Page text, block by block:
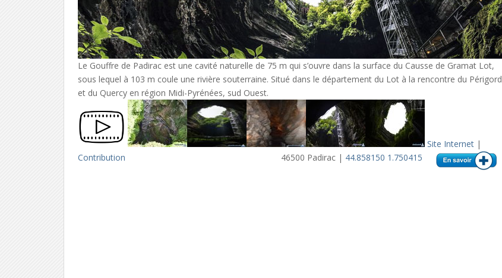
Le Gouffre de Padirac est une cavité naturelle de 75 m qui s’ouvre dans la surface du Causse de Gramat Lot,
sous lequel à 103 m coule une rivière souterraine. Situé dans le département du Lot à la rencontre du Périgord
et du Quercy en région Midi-Pyrénées, sud Ouest.
Site Internet |
Contribution
46500 Padirac | 44.858150 1.750415